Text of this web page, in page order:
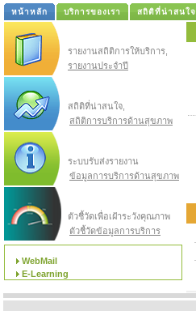
หน้าหลัก บริการของเรา สถิติที่น่าสนใจ
รายงานสถิติการให้บริการ,
รายงานประจำปี
สถิติที่น่าสนใจ,
สถิติการบริการด้านสุขภาพ
ระบบรับส่งรายงาน
ข้อมูลการบริการด้านสุขภาพ
ตัวชี้วัดเพื่อเฝ้าระวังคุณภาพ
ตัวชี้วัดข้อมูลการบริการ
WebMail
E-Learning